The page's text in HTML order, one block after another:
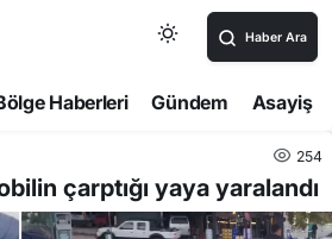
Haber Ara
Haberleri Gündem Asayiş
254
çarptığı yaya yaralandı